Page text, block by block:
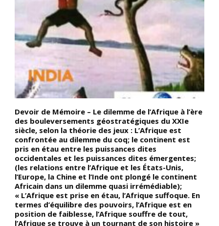
Devoir de Mémoire – Le dilemme de l’Afrique à l’ère
des bouleversements géostratégiques du XXIe
siècle, selon la théorie des jeux : L’Afrique est
confrontée au dilemme du coq; le continent est
pris en étau entre les puissances dites
occidentales et les puissances dites émergentes;
(les relations entre l’Afrique et les États-Unis,
l’Europe, la Chine et l’Inde ont plongé le continent
Africain dans un dilemme quasi irrémédiable);
« L’Afrique est prise en étau, l’Afrique suffoque. En
termes d’équilibre des pouvoirs, l’Afrique est en
position de faiblesse, l’Afrique souffre de tout,
l’Afrique se trouve à un tournant de son histoire »